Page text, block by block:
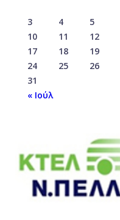
3
4 5
10
11 12
17
18 19
24
25 26
31
« Ιούλ